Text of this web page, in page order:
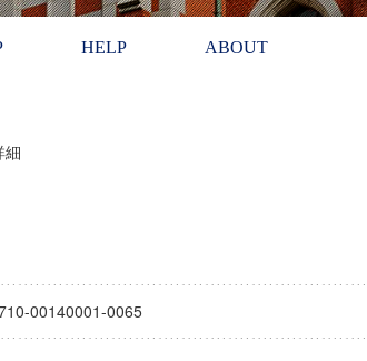
HELP ABOUT
細
00140001-0065